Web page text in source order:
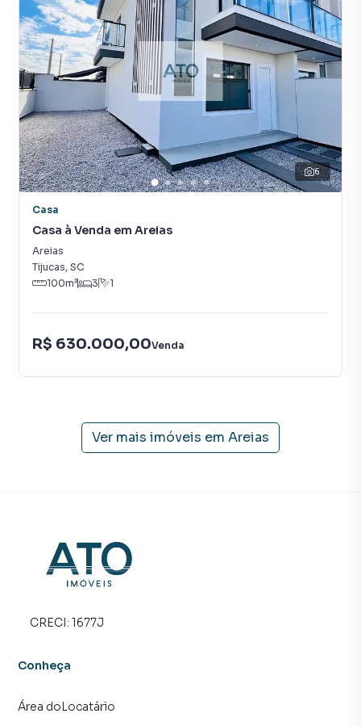
Ficam todos os móveis sob medida
Metragem: 110,00 m².
Valor do imóvel R$ 550.000,00
Entre em contato conosco e confira mais informações.
Ato Imóveis, sempre um bom negócio para você!
Casa para Venda em região valorizada do bairro Areias, em
Tijucas. Não encontrou o que procurava ou deseja mais
informações sobre Casa em Tijucas? Entre em contato
com nossa equipe pelo telefone (48) 99930-2555.
terrenos, lojas e barracões para venda ou locação, além de
planta em Areias e em outras regiões de Tijucas. Aqui você
Negocie seu imóvel de forma totalmente online, com
ou smartphone. Nós criamos soluções inovadoras para
simplificar a relação de proprietários, inquilinos e
compradores com o mercado imobiliário.
Anuncie seu imóvel! É fácil, rápido e gratuito! A ATO
imóveis em diversas cidades do Brasil, incluindo Tijucas.
vender ou alugar seu imóvel muito mais rápido do que em
6
Casa
Casa à Venda em Areias
Areias
Tijucas, SC
100m² 3 1
R$ 630.000,00Venda
Ver mais imóveis em Areias
CRECI: 1677J
Conheça
Área doLocatário